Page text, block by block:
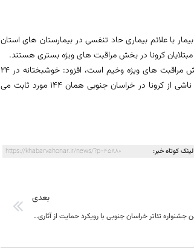
?معاون بهداشتی دانشگاه علوم پزشکی بیرجند ، با بیان اینکه هم اکنون 133 بیمار با علائم بیماری حاد تنفسی در بیمارستان های استان
? مهدی زاده با بیان اینکه حال عمومی 5 نفر از بیماران کرونایی بستر در بخش مراقبت های ویژه وخیم است، افزود: خوشبختانه در 24
ساعت گذشته مورد فوت جدید در بیماران کرونا نداشته ایم و آمار فوت های ناشی از کرونا در خراسان جنوبی همان 144 مورد ثابت می
لینک کوتاه خبر: https://khabarvahonar.ir/news/?p=45880
بعدی
چهاردهمین جشنواره تئاتر خراسان جنوبی با رویکرد حمایت از آثاری که در دوران کرونا تولید می شود برگزار خواهد شد.